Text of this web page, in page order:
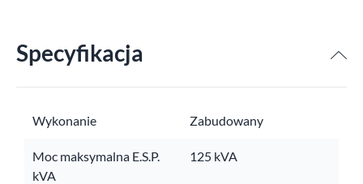
Specyfikacja
Wykonanie Zabudowany
Moc maksymalna E.S.P.
kVA
125 kVA